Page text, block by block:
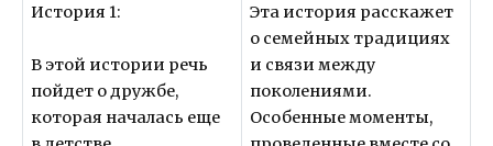
История 1:
В этой истории речь
пойдет о дружбе,
которая началась еще
Эта история расскажет
о семейных традициях
и связи между
поколениями.
Особенные моменты,